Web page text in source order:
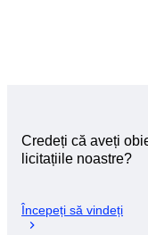
Credeți că aveți
licitațiile noastre?
Începeți să vindeți